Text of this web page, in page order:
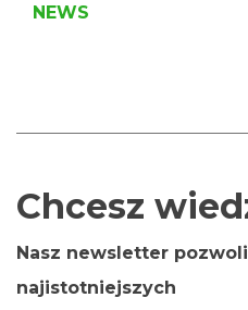
NEWS
Chcesz
Nasz newsletter
najistotniejszych